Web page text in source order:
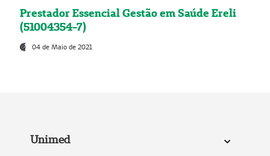
Prestador Essencial Gestão em Saúde Ereli
(51004354-7)
04 de Maio de 2021
Unimed